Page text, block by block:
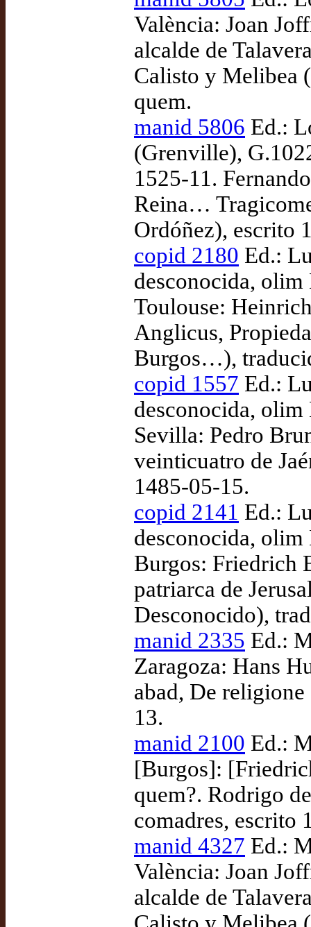
València: Joan
alcalde de
Calisto y Melibea
quem.
manid 5806 Ed.:
(Grenville),
1525-11.
Reina…
Ordóñez), escrito
copid 2180 Ed.:
desconocida,
Toulouse:
Anglicus,
Burgos…),
copid 1557 Ed.:
desconocida,
Sevilla: Pedro
veinticuatro de
1485-05-15.
copid 2141 Ed.:
desconocida,
Burgos: Friedrich
patriarca de
Desconocido),
manid 2335 Ed.:
Zaragoza: Hans
abad, De
13.
manid 2100 Ed.:
[Burgos]:
quem?. Rodrigo
comadres, escrito
manid 4327 Ed.:
València: Joan
alcalde de